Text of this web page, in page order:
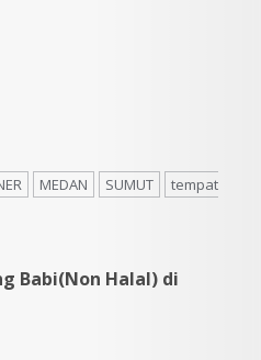
MEDAN SUMUT
tempat
Babi(Non Halal) di